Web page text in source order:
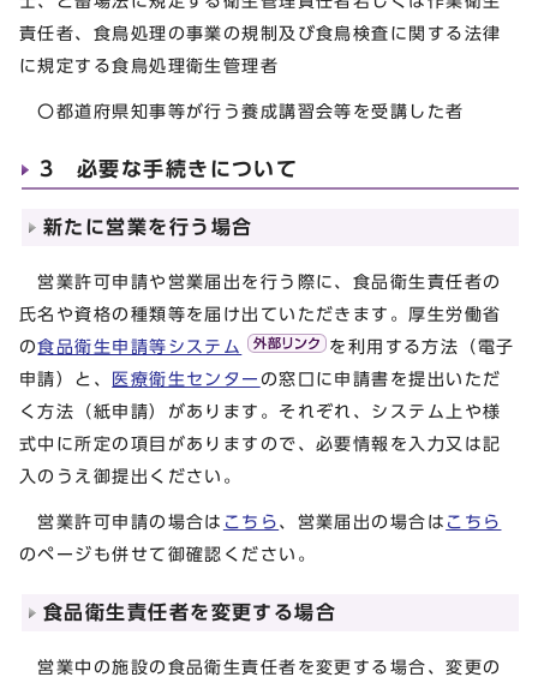
責任者、食鳥処理の事業の規制及び食鳥検査に関する法律
に規定する食鳥処理衛生管理者
〇都道府県知事等が行う養成講習会等を受講した者
3 必要な手続きについて
新たに営業を行う場合
営業許可申請や営業届出を行う際に、食品衛生責任者の
氏名や資格の種類等を届け出ていただきます。厚生労働省
の食品衛生申請等システム
を利用する方法（電子
申請）と、
医療衛生センター の窓口に申請書を提出いただ
く方法（紙申請）があります。それぞれ、システム上や様
式中に所定の項目がありますので、必要情報を入力又は記
入のうえ御提出ください。
営業許可申請の場合は こちら 、営業届出の場合は こちら
のページも併せて御確認ください。
食品衛生責任者を変更する場合
営業中の施設の食品衛生責任者を変更する場合、変更の